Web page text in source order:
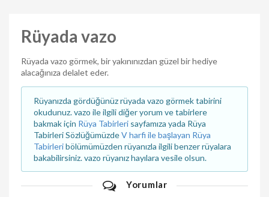
Rüyada vazo
Rüyada vazo görmek, bir yakınınızdan güzel bir hediye
alacağınıza delalet eder.
Rüyanızda gördüğünüz rüyada vazo görmek tabirini
okudunuz. vazo ile ilgili diğer yorum ve tabirlere
bakmak için Rüya Tabirleri sayfamıza yada Rüya
Tabirleri SözlüğümüzdeV harfi ile başlayan Rüya
Tabirleribölümümüzden rüyanızla ilgili benzer rüyalara
bakabilirsiniz. vazo rüyanız hayılara vesile olsun.
Yorumlar